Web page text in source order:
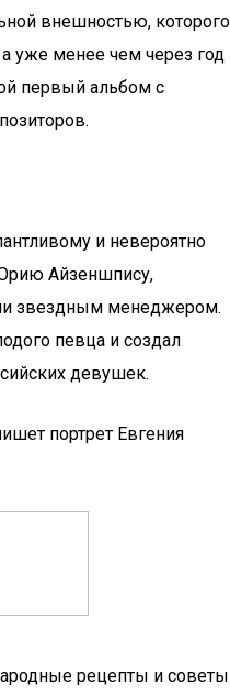
внешностью, которого
уже менее чем через год
первый альбом с
и невероятно
Айзеншпису,
звездным менеджером.
певца и создал
девушек.
портрет Евгения
рецепты и советы